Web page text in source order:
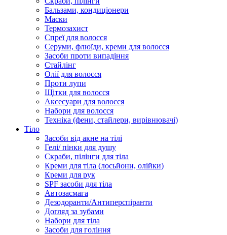
Бальзами, кондиціонери
Маски
Термозахист
Спреї для волосся
Серуми, флюїди, креми для волосся
Засоби проти випадіння
Стайлінг
Олії для волосся
Проти лупи
Щітки для волосся
Аксесуари для волосся
Набори для волосся
Техніка (фени, стайлери, вирівнювачі)
Тіло
Засоби від акне на тілі
Гелі/ пінки для душу
Скраби, пілінги для тіла
Креми для тіла (лосьйони, олійки)
Креми для рук
SPF засоби для тіла
Автозасмага
Дезодоранти/Антиперспіранти
Догляд за зубами
Набори для тіла
Засоби для гоління